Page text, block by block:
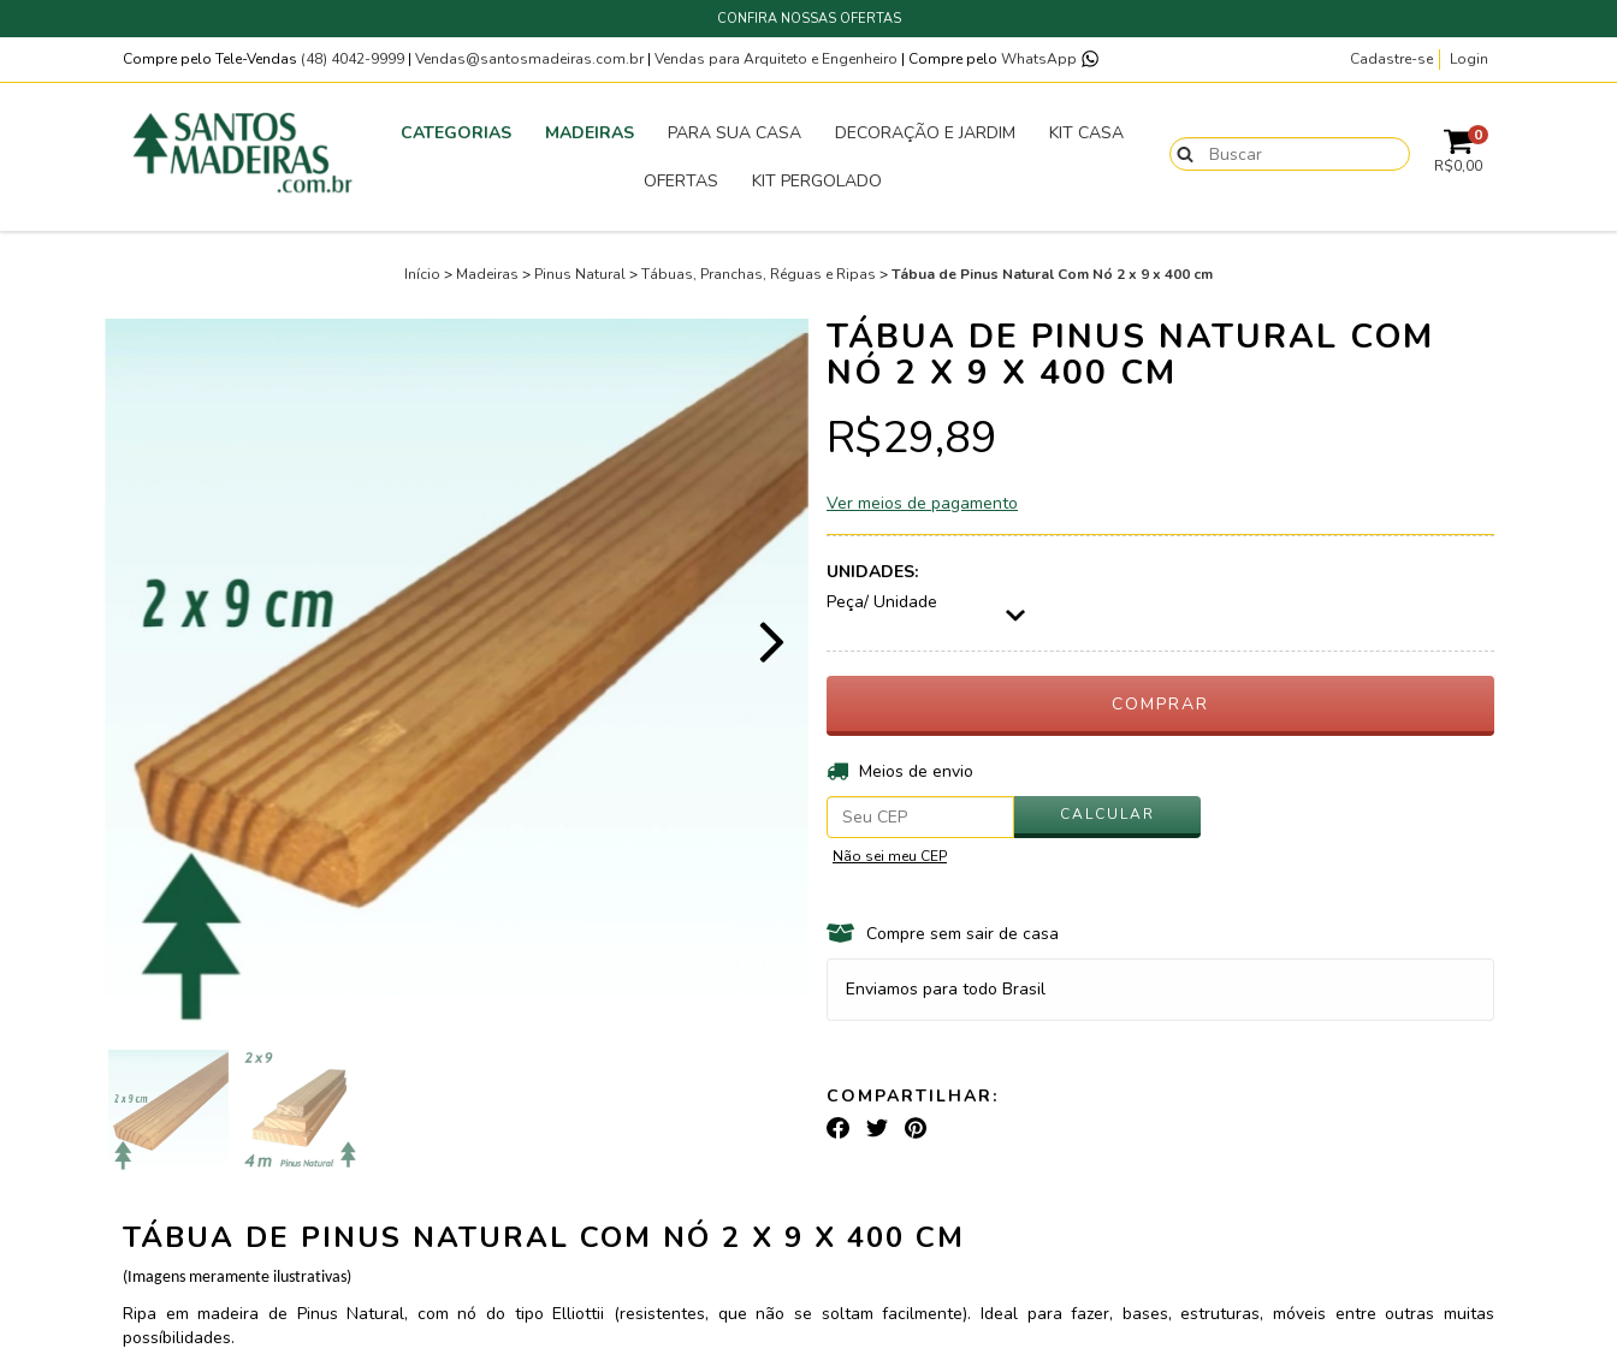
CONFIRA NOSSAS OFERTAS
Compre pelo Tele-Vendas (48) 4042-9999 | Vendas@santosmadeiras.com.br| Vendas para Arquiteto e Engenheiro | Compre pelo WhatsApp Cadastre-se Login
CATEGORIAS MADEIRAS PARA SUA CASA DECORAÇÃO E JARDIM KIT CASA
OFERTAS KIT PERGOLADO
0
R$0,00
Início > Madeiras > Pinus Natural>Tábuas, Pranchas, Réguas e Ripas >Tábua de Pinus Natural Com Nó 2 x 9 x 400 cm
TÁBUA DE PINUS NATURAL COM
NÓ 2 X 9 X 400 CM
R$29,89
Ver meios de pagamento
UNIDADES:
Peça/ Unidade
Entregas para o CEP:
Meios de envio
CALCULAR
Não sei meu CEP
Compre sem sair de casa
Enviamos para todo Brasil
COMPARTILHAR:
TÁBUA DE PINUS NATURAL COM NÓ 2 X 9 X 400 CM
(Imagens meramente ilustrativas)
Ripa em madeira de Pinus Natural, com nó do tipo Elliottii (resistentes, que não se soltam facilmente). Ideal para fazer, bases, estruturas, móveis entre outras muitas
possíbilidades.